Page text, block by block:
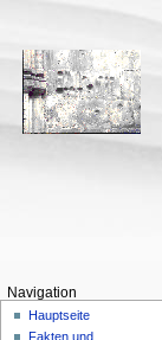
Navigation
Hauptseite
Fakten und